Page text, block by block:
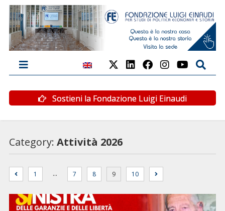
Sostieni la Fondazione Luigi Einaudi
Category: Attività 2026
1 … 7 8 9 10